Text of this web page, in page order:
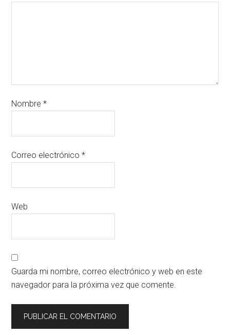
Nombre*
Correo electrónico*
Web
Guarda mi nombre, correo electrónico y web en este
navegador para la próxima vez que comente.